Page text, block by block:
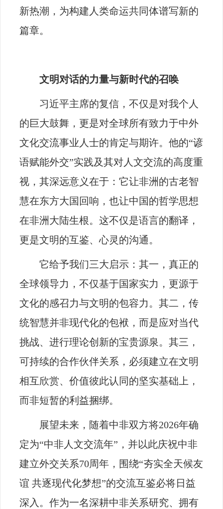
新热潮，为构建人类命运共同体谱写新的
篇章。
文明对话的力量与新时代的召唤
习近平主席的复信，不仅是对我个人
的巨大鼓舞，更是对全球所有致力于中外
文化交流事业人士的肯定与期许。他的“谚
语赋能外交”实践及其对人文交流的高度重
视，其深远意义在于：它让非洲的古老智
慧在东方大国回响，也让中国的哲学思想
在非洲大陆生根。这不仅是语言的翻译，
更是文明的互鉴、心灵的沟通。
它给予我们三大启示：其一，真正的
全球领导力，不仅基于国家实力，更源于
文化的感召力与文明的包容力。其二，传
统智慧并非现代化的包袱，而是应对当代
挑战、进行理论创新的宝贵源泉。其三，
可持续的合作伙伴关系，必须建立在文明
相互欣赏、价值彼此认同的坚实基础上，
而非短暂的利益捆绑。
展望未来，随着中非双方将2026年确
定为“中非人文交流年”，并以此庆祝中非
建立外交关系70周年，围绕“夯实全天候友
谊 共逐现代化梦想”的交流互鉴必将日益
深入。作为一名深耕中非关系研究、拥有